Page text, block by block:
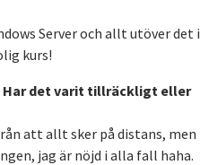
Server och allt utöver det i
kurs!
Har det varit tillräckligt eller
att allt sker på distans, men
jag är nöjd i alla fall haha.